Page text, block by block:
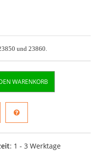
und 23860.
WARENKORB
: 1 - 3 Werktage